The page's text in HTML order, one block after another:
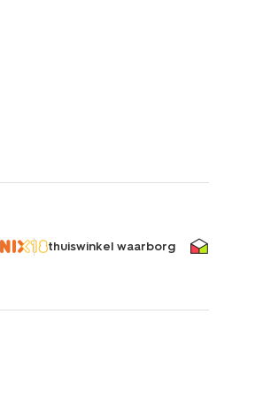
thuiswinkel waarborg